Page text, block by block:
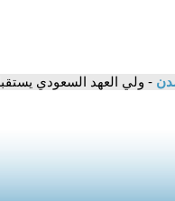
- ولي العهد السعودي